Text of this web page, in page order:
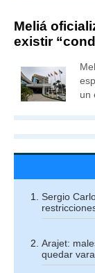
Meliá
existir
un
Sergio
Arajet:
quedar